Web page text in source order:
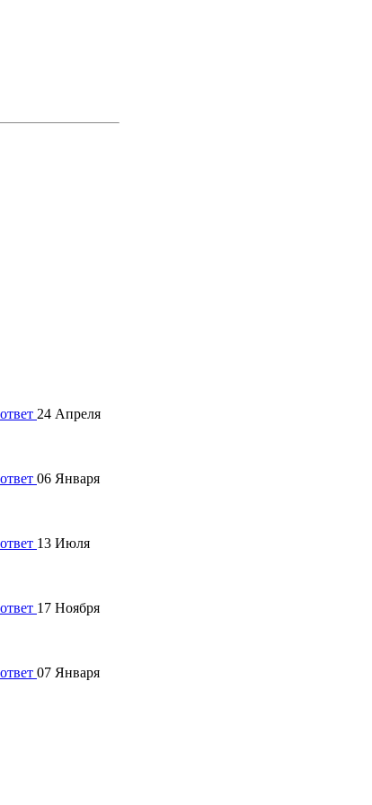
24 Апреля
06 Января
13 Июля
17 Ноября
07 Января